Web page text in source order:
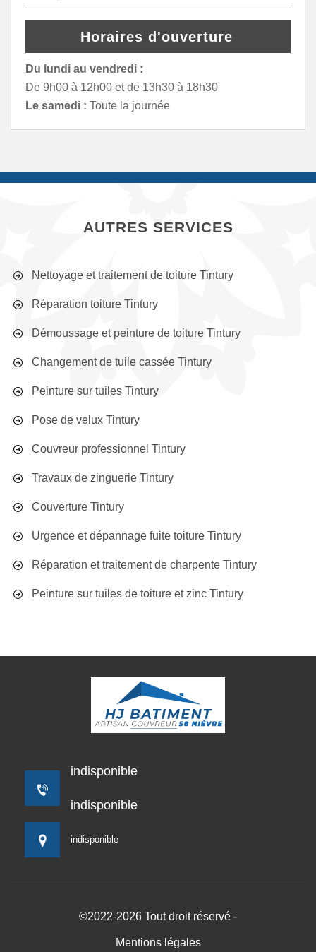
Horaires d'ouverture
Du lundi au vendredi :
De 9h00 à 12h00 et de 13h30 à 18h30
Le samedi : Toute la journée
AUTRES SERVICES
Nettoyage et traitement de toiture Tintury
Réparation toiture Tintury
Démoussage et peinture de toiture Tintury
Changement de tuile cassée Tintury
Peinture sur tuiles Tintury
Pose de velux Tintury
Couvreur professionnel Tintury
Travaux de zinguerie Tintury
Couverture Tintury
Urgence et dépannage fuite toiture Tintury
Réparation et traitement de charpente Tintury
Peinture sur tuiles de toiture et zinc Tintury
indisponible
indisponible
indisponible
©2022-2026 Tout droit réservé -
Mentions légales